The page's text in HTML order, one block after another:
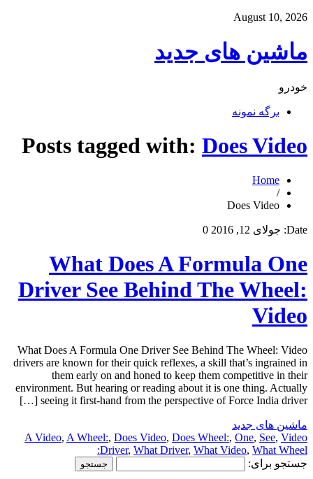
August 10, 2026
ماشین های جدید
خودرو
برگه نمونه
Posts tagged with: Does Video
Home
/
Does Video
Date: جولای 12, 2016 0
What Does A Formula One
Driver See Behind The Wheel:
Video
What Does A Formula One Driver See Behind The Wheel: Video
drivers are known for their quick reflexes, a skill that’s ingrained in
them early on and honed to keep them competitive in their
environment. But hearing or reading about it is one thing. Actually
seeing it first-hand from the perspective of Force India driver […]
ماشین های جدید
A Video, A Wheel:, Does Video, Does Wheel:, One, See, Video
Driver, What Driver, What Video, What Wheel:
جستجو برای: